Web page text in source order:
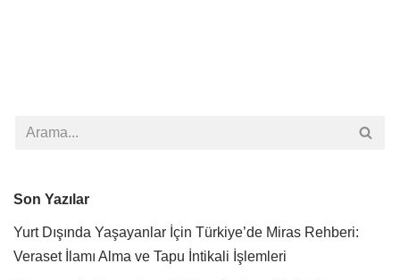
Son Yazılar
Yurt Dışında Yaşayanlar İçin Türkiye’de Miras Rehberi:
Veraset İlamı Alma ve Tapu İntikali İşlemleri